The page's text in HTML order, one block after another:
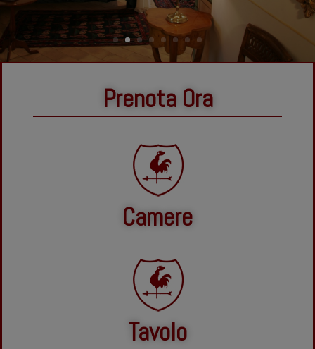
Prenota Ora
Camere
Tavolo